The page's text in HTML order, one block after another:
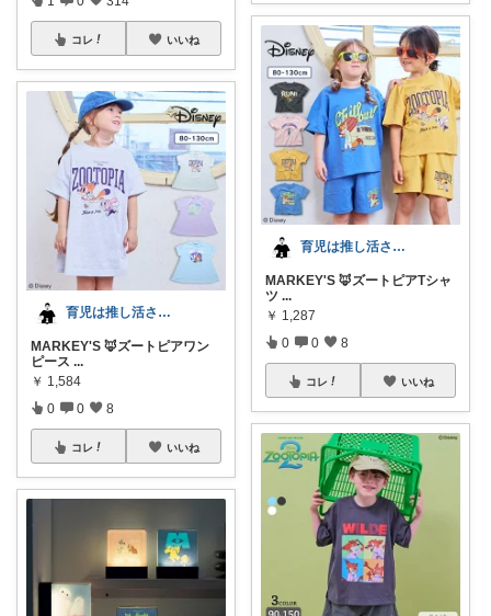
コレ いいね
育児は推し活さん(元育農さん)
MARKEY'S 🦊ズートピアワン
ピース ...
￥ 1,584
0 0 8
コレ いいね
育児は推し活さん(元育農さん)
MARKEY'S 🦊ズートピアTシャ
ツ ...
￥ 1,287
0 0 8
コレ いいね